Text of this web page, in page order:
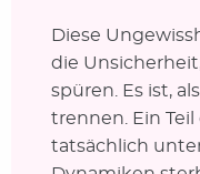
Diese
die
spüren. Es ist,
trennen. Ein
tatsächlich